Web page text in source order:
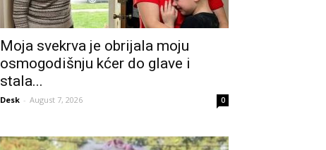
Moja svekrva je obrijala moju
osmogodišnju kćer do glave i
stala...
Desk - August 7, 2026 0